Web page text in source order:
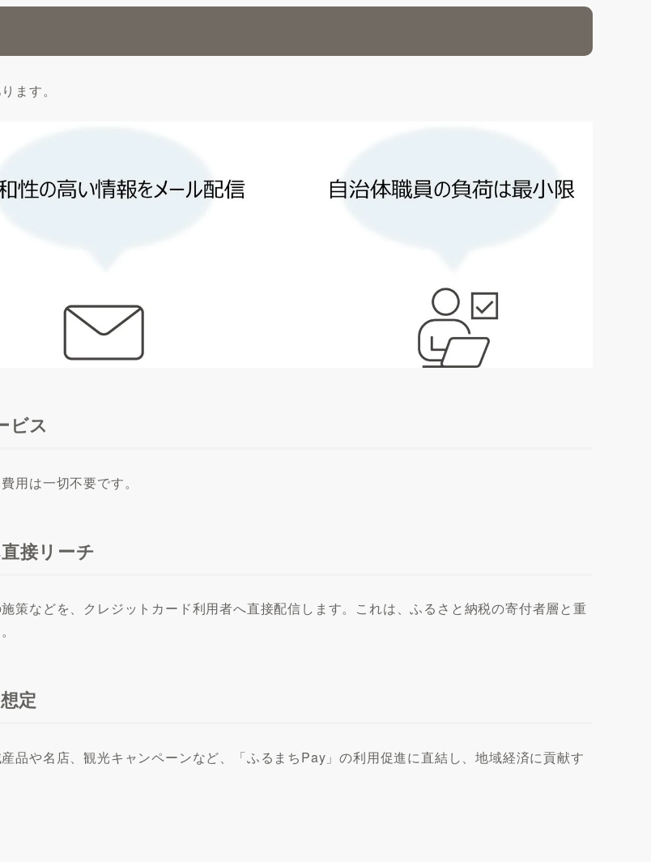
ます。
ビス
用は一切不要です。
接リーチ
策などを、クレジットカード利用者へ直接配信します。これは、ふるさと納税の寄付者層と重
定
品や名店、観光キャンペーンなど、「ふるまちPay」の利用促進に直結し、地域経済に貢献す